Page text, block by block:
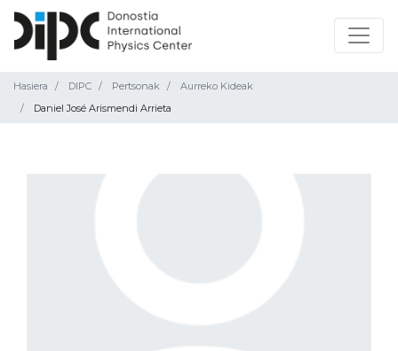
Hasiera DIPC Pertsonak
Aurreko Kideak
Daniel José Arismendi Arrieta